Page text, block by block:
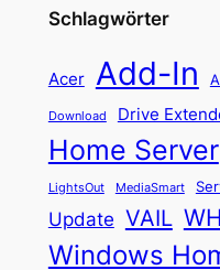
Schlagwörter
Acer Add-In
Download Drive
Home Server
LightsOut MediaSmart
Update VAIL
Windows